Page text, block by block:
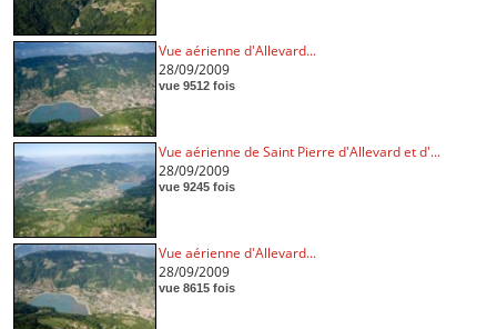
Vue aérienne d'Allevard...
28/09/2009
vue 9512 fois
Vue aérienne de Saint Pierre d'Allevard et d'...
28/09/2009
vue 9245 fois
Vue aérienne d'Allevard...
28/09/2009
vue 8615 fois